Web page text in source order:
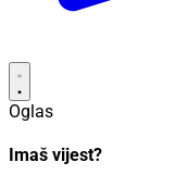
Oglas
Imaš vijest?